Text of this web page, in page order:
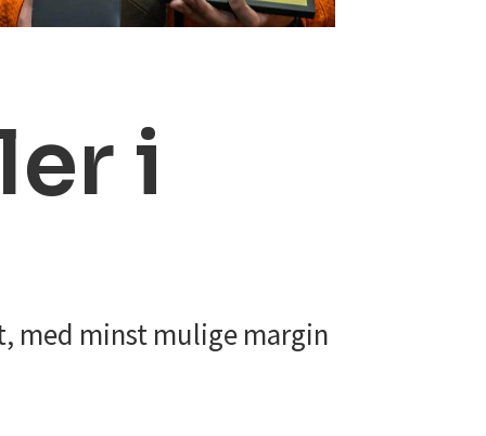
i
med minst mulige margin